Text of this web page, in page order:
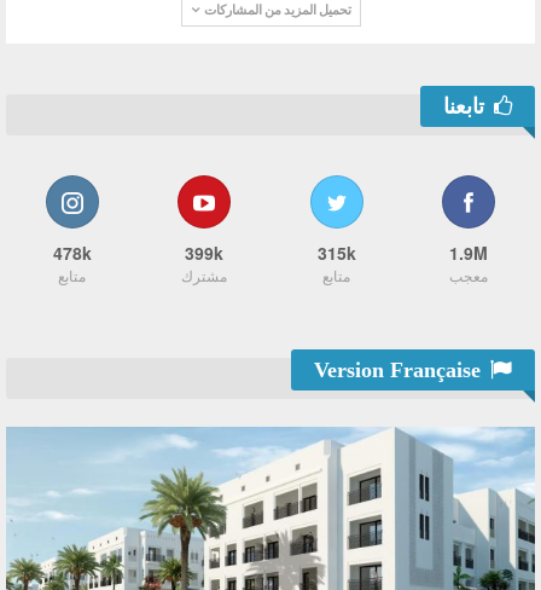
تحميل المزيد من المشاركات
تابعنا
1.9M
معجب
315k
متابع
399k
مشترك
478k
متابع